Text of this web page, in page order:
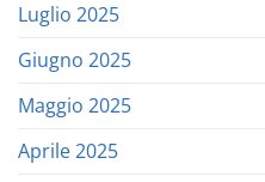
Luglio 2025
Giugno 2025
Maggio 2025
Aprile 2025